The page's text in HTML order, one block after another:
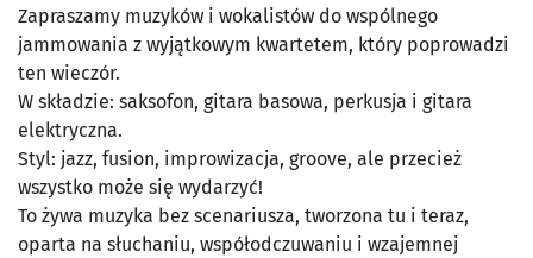
Zapraszamy muzyków i wokalistów do wspólnego
jammowania z wyjątkowym kwartetem, który poprowadzi
ten wieczór.
W składzie: saksofon, gitara basowa, perkusja i gitara
elektryczna.
Styl: jazz, fusion, improwizacja, groove, ale przecież
wszystko może się wydarzyć!
To żywa muzyka bez scenariusza, tworzona tu i teraz,
oparta na słuchaniu, współodczuwaniu i wzajemnej